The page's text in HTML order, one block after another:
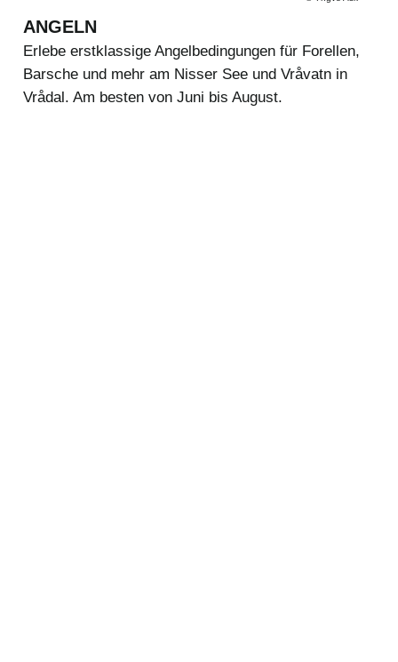
ANGELN
Erlebe erstklassige Angelbedingungen für Forellen,
Barsche und mehr am Nisser See und Vråvatn in
Vrådal. Am besten von Juni bis August.